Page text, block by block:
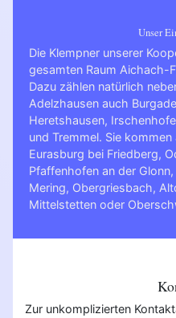
Unser
Die Klempner unserer
gesamten Raum Aichach-
Dazu zählen natürlich
Adelzhausen auch
Heretshausen,
und Tremmel. Sie
Eurasburg bei Friedberg,
Pfaffenhofen an der Glonn,
Mering, Obergriesbach,
Mittelstetten oder
Zur unkomplizierten